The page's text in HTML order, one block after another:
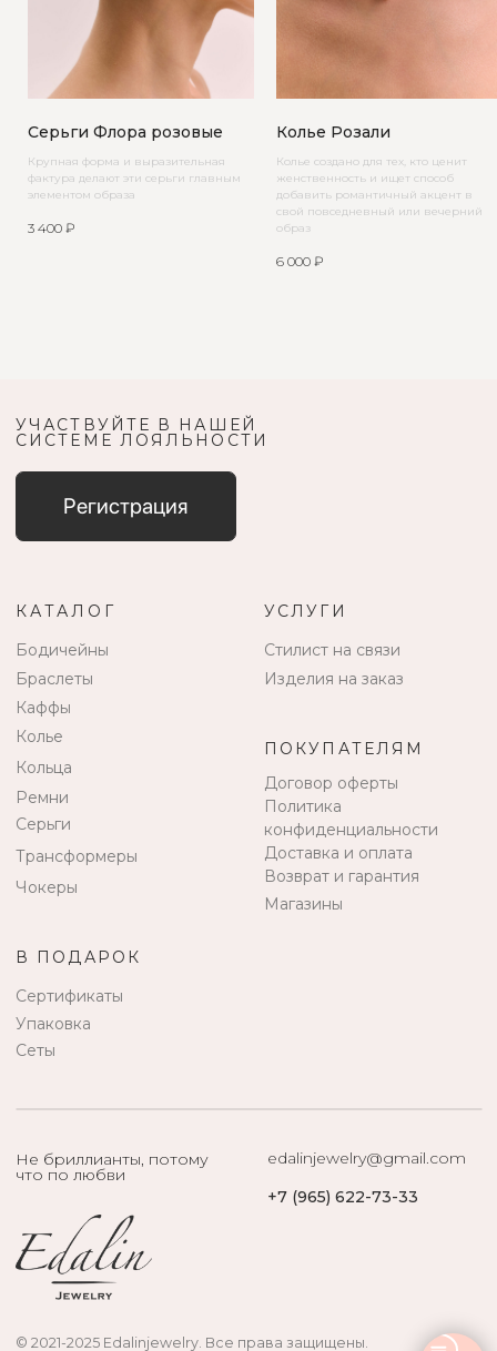
Серьги Флора розовые
Крупная форма и выразительная
фактура делают эти серьги главным
элементом образа
3 400 ₽
Колье Розали
Колье создано для тех, кто ценит
женственность и ищет способ
добавить романтичный акцент в
свой повседневный или вечерний
образ
6 000 ₽